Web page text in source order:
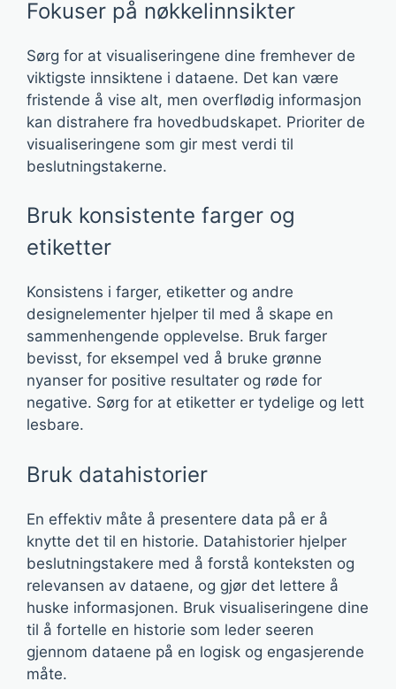
Fokuser på nøkkelinnsikter
Sørg for at visualiseringene dine fremhever de
viktigste innsiktene i dataene. Det kan være
fristende å vise alt, men overflødig informasjon
kan distrahere fra hovedbudskapet. Prioriter de
visualiseringene som gir mest verdi til
beslutningstakerne.
Bruk konsistente farger og
etiketter
Konsistens i farger, etiketter og andre
designelementer hjelper til med å skape en
sammenhengende opplevelse. Bruk farger
bevisst, for eksempel ved å bruke grønne
nyanser for positive resultater og røde for
negative. Sørg for at etiketter er tydelige og lett
lesbare.
Bruk datahistorier
En effektiv måte å presentere data på er å
knytte det til en historie. Datahistorier hjelper
beslutningstakere med å forstå konteksten og
relevansen av dataene, og gjør det lettere å
huske informasjonen. Bruk visualiseringene dine
til å fortelle en historie som leder seeren
gjennom dataene på en logisk og engasjerende
måte.